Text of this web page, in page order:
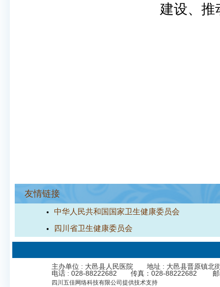
建设、推
友情链接
中华人民共和国国家卫生健康委员会
四川省卫生健康委员会
主办单位 : 大邑县人民医院 地址 : 大邑县晋原镇北
电话 : 028-88222682 传真：028-88222682
四川五佳网络科技有限公司 提供技术支持